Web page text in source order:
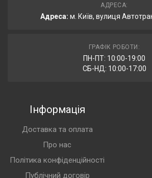
АДРЕСА:
Адреса: м. Київ, вулиця
ГРАФІК РОБОТИ:
ПН-ПТ: 10:00-19:00
СБ-НД: 10:00-17:00
Інформація
Доставка та оплата
Про нас
Політика конфіденційності
Публічний договір